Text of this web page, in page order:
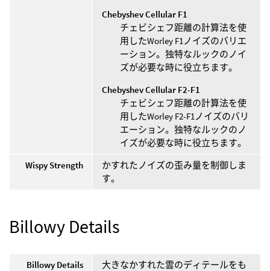
Chebyshev Cellular F1
チェビシェフ距離の計算法を使
用したWorley F1ノイズのバリエ
ーション。独特なルックのノイ
ズが必要な時に役立ちます。
Chebyshev Cellular F2-F1
チェビシェフ距離の計算法を使
用したWorley F2-F1ノイズのバリ
エーション。独特なルックのノ
イズが必要な時に役立ちます。
Wispy Strength
かすれたノイズの歪み量を制御しま
す。
Billowy Details
Billowy Details
大きなかすれた雲のディテールをも